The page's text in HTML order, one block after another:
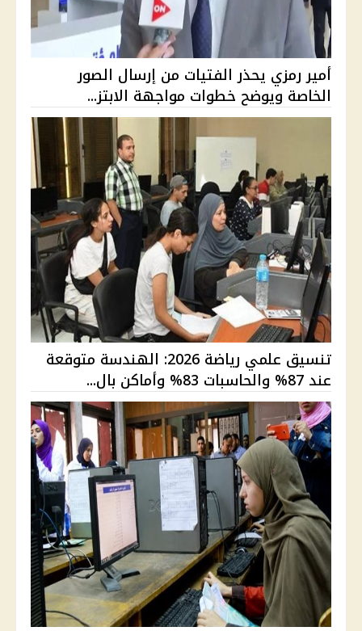
أمير رمزي يحذر الفتيات من إرسال الصور
الخاصة ويوضح خطوات مواجهة الابتز...
تنسيق علمي رياضة 2026: الهندسة متوقعة
عند 87% والحاسبات 83% وأماكن بال...